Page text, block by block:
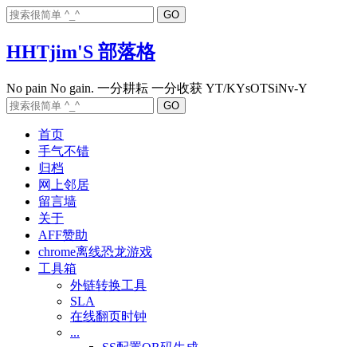
HHTjim'S 部落格
首页
手气不错
归档
网上邻居
留言墙
关于
AFF赞助
chrome离线恐龙游戏
工具箱
外链转换工具
SLA
在线翻页时钟
...